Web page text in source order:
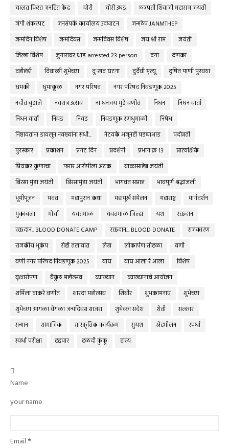
चालत फिरत जनहित केंद्र
चोरी चोरी उघड
छत्रपती शिवाजी महाराज जयंती
जंगी शंकरपट
जनसंपर्क कार्यालय उदघाटन
जन्मठेप JANMTHEP
जन्मदिन विशेष
जन्मदिवस जन्मदिवस विशेष जय श्री राम
जयंती
जिल्हा विशेष
जुगारावर धाड arrested 23 person दंगा
दणका
दहीहंडी
दिवाळी शुभेच्छा दुःखद घटना दुर्दैवी मृत्यू
दुषित पाणी पुरवठा
धमकी
धुमाकूळ नगर परिषद
नगर परिषद निवडणूक 2025
नदीत बुडाले
नवरात्र उत्सव ना धनंजय मुंडे वणीत निधन
निधन वार्ता
निधन वार्ता
निवड निवड निवडणूक रणधुमाळी
निषेध
निष्ठावंतांना डावलून नवख्यांना संधी...
नेटवर्क अजूनही पडद्याआड
पदोन्नती
पुरस्कार
प्रकाशन प्रगट दिन प्रदर्शनी प्रभाग क्र १३
प्रात्यक्षिके
प्रियकर कुणाचा
फरार आरोपीला अटक
बाळासाहेब जयंती
बिरसा मुंडा जयंती
बिरसामुंडा जयंती भागवत सप्ताह
भावपूर्ण श्रद्धांजली
भूमीपूजन
मदत महापुरान कथा महामूर्ख संमेलन महाराष्ट्र
मार्गदर्शन
मुकाबला
मोर्चा यवतमाळ यवतमाळ जिल्हा यश
रक्तदान
रक्तदान.. BLOOD DONATE CAMP
रक्तदान... BLOOD DONATE
राजकारण
राजकीय भूकंप
रोही तलावात लेख लोकार्पण सोहळा
वणी
वणी नगर परिषद निवडणूक 2025
वाघ वाघ आला रे आला
विशेष
वृक्षारोपण
वैकुंठ महोत्सव व्याख्यान
व्याख्यानाचे आयोजन
शर्मिला ठाकरे वणीत
शारदा महोत्सव शिबीर शुभकामनाए
शुभेच्छा
शुभेच्छा आगळा वेगळा जन्मदिवस साजरा
शुभेच्छा संदेश शेती
सत्कार
सन्मान
सामाजिक सांस्कृतिक कार्यक्रम सुयश स्नेहमीलन
स्पर्धा
स्पर्धा परीक्षा
हद्दपार हळदी कुंकू हास्य

Name
your name
Email *